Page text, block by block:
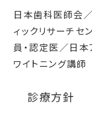
日本歯科医師会
ィックリサーチセ
員・認定医／日
ワイトニング講師
診療方針